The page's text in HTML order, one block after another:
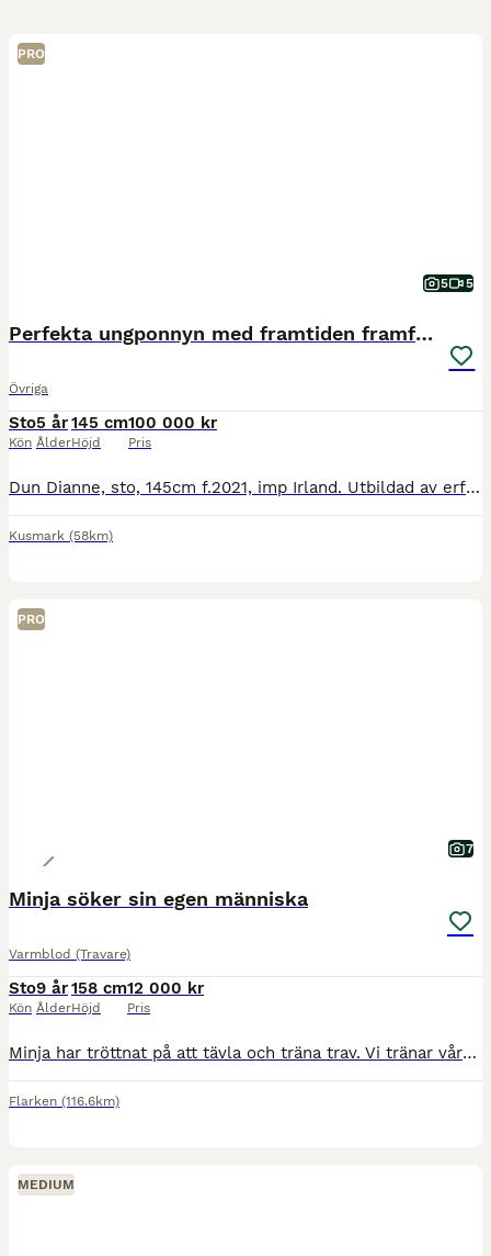
PRO
5 5
Perfekta ungponnyn med framtiden framför sig!
Övriga
Sto
Kön
5 år
Ålder
145 cm
Höjd
100 000 kr
Pris
Dun Dianne, sto, 145cm f.2021, imp Irland. Utbildad av erfaren unghäst beridare för försäljning senaste 3 månaderna. (Senaste filmer på denna annons är någon månad sen, filmar nu i veckan vidare fram
Kusmark (58km)
PRO
7
Minja söker sin egen människa
Varmblod (Travare)
Sto
Kön
9 år
Ålder
158 cm
Höjd
12 000 kr
Pris
Minja har tröttnat på att tävla och träna trav. Vi tränar våra hästar själva och väljer därför att lyssna på Minja. Hon har belagts med permanent startförbud vilket gör att hon inte kan starta i trav
Flarken (116.6km)
MEDIUM